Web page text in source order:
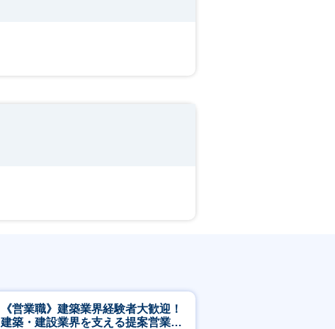
《営業職》建築業界経験者大歓迎！
建築・建設業界を支える提案営業職